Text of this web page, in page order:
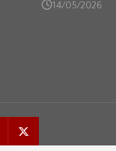
14/05/2026